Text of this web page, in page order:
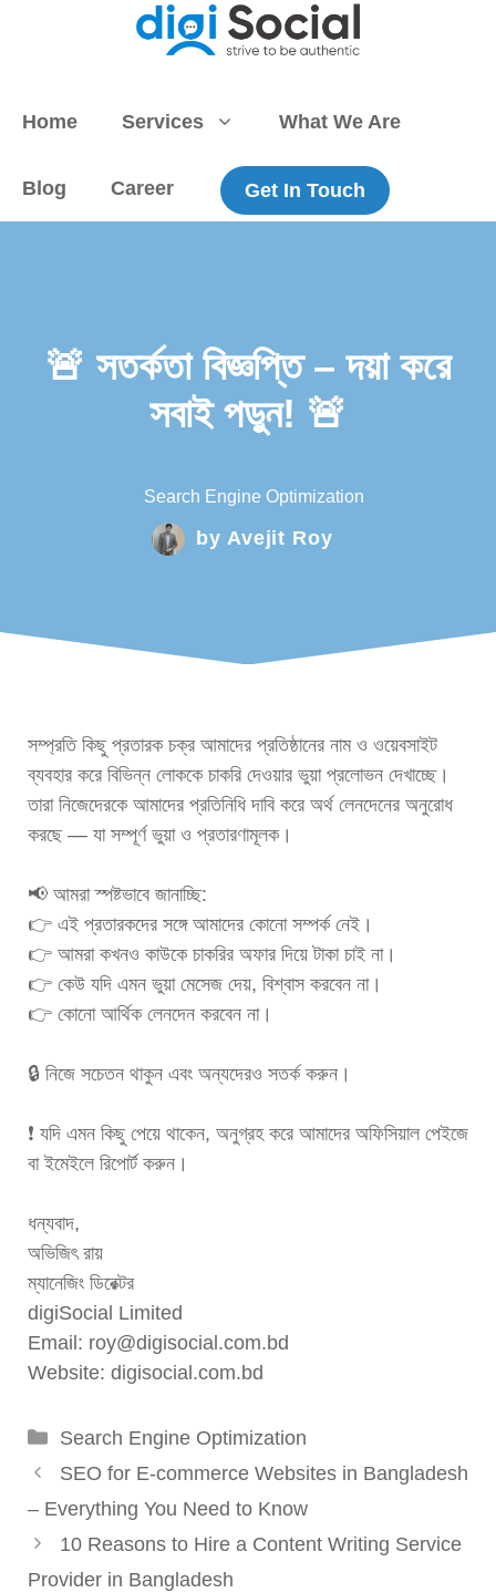
Home Services What We Are
Blog Career Get In Touch
🚨 সতর্কতা বিজ্ঞপ্তি – দয়া করে
সবাই পড়ুন! 🚨
Search Engine Optimization
by Avejit Roy
সম্প্রতি কিছু প্রতারক চক্র আমাদের প্রতিষ্ঠানের নাম ও ওয়েবসাইট
ব্যবহার করে বিভিন্ন লোককে চাকরি দেওয়ার ভুয়া প্রলোভন দেখাচ্ছে।
তারা নিজেদেরকে আমাদের প্রতিনিধি দাবি করে অর্থ লেনদেনের অনুরোধ
করছে — যা সম্পূর্ণ ভুয়া ও প্রতারণামূলক।
📢 আমরা স্পষ্টভাবে জানাচ্ছি:
👉 এই প্রতারকদের সঙ্গে আমাদের কোনো সম্পর্ক নেই।
👉 আমরা কখনও কাউকে চাকরির অফার দিয়ে টাকা চাই না।
👉 কেউ যদি এমন ভুয়া মেসেজ দেয়, বিশ্বাস করবেন না।
👉 কোনো আর্থিক লেনদেন করবেন না।
🔒 নিজে সচেতন থাকুন এবং অন্যদেরও সতর্ক করুন।
❗ যদি এমন কিছু পেয়ে থাকেন, অনুগ্রহ করে আমাদের অফিসিয়াল পেইজে
বা ইমেইলে রিপোর্ট করুন।
ধন্যবাদ,
অভিজিৎ রায়
ম্যানেজিং ডিরেক্টর
digiSocial Limited
Email: roy@digisocial.com.bd
Website: digisocial.com.bd
Categories
Search Engine Optimization
SEO for E-commerce Websites in Bangladesh
– Everything You Need to Know
10 Reasons to Hire a Content Writing Service
Provider in Bangladesh